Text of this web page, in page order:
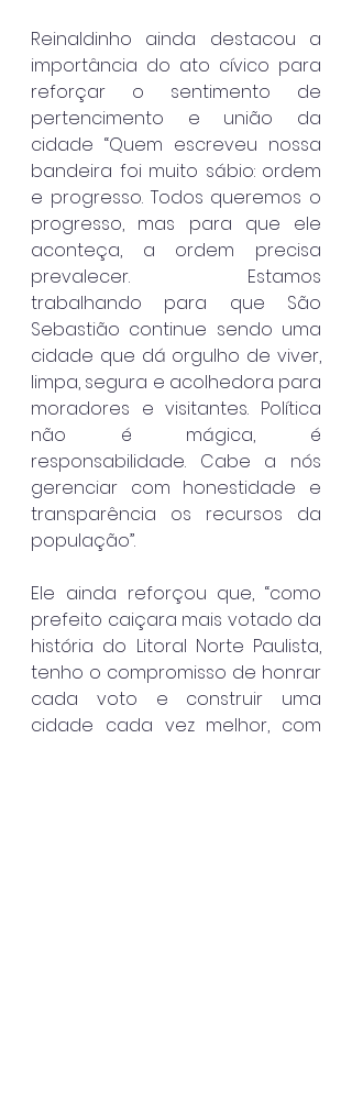
Reinaldinho ainda destacou a
importância do ato cívico para
reforçar o sentimento de
pertencimento e união da
cidade “Quem escreveu nossa
bandeira foi muito sábio: ordem
e progresso. Todos queremos o
progresso, mas para que ele
aconteça, a ordem precisa
prevalecer. Estamos
trabalhando para que São
Sebastião continue sendo uma
cidade que dá orgulho de viver,
limpa, segura e acolhedora para
moradores e visitantes. Política
não é mágica, é
responsabilidade. Cabe a nós
gerenciar com honestidade e
transparência os recursos da
população”.
Ele ainda reforçou que, “como
prefeito caiçara mais votado da
história do Litoral Norte Paulista,
tenho o compromisso de honrar
cada voto e construir uma
cidade cada vez melhor, com